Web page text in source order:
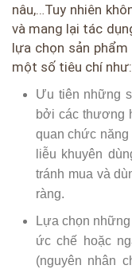
nâu,…Tuy nhiên
và mang lại tác
lựa chọn sản
một số tiêu chí như:
Ưu tiên những
bởi các thương
quan chức
liễu khuyên
tránh mua và
ràng.
Lựa chọn
ức chế hoặc
(nguyên nhân